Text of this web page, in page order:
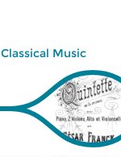
Classical Music